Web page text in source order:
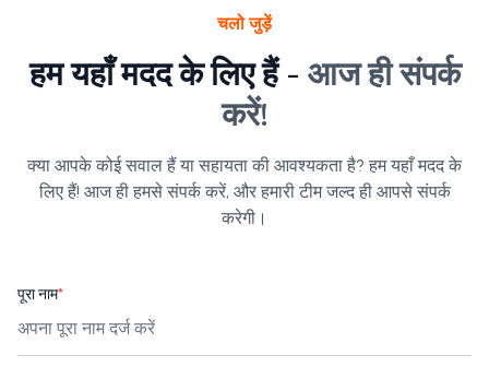
चलो जुड़ें
हम यहाँ मदद के लिए हैं - आज ही संपर्क
करें!
क्या आपके कोई सवाल हैं या सहायता की आवश्यकता है? हम यहाँ मदद के
लिए हैं! आज ही हमसे संपर्क करें, और हमारी टीम जल्द ही आपसे संपर्क
करेगी।
पूरा नाम*